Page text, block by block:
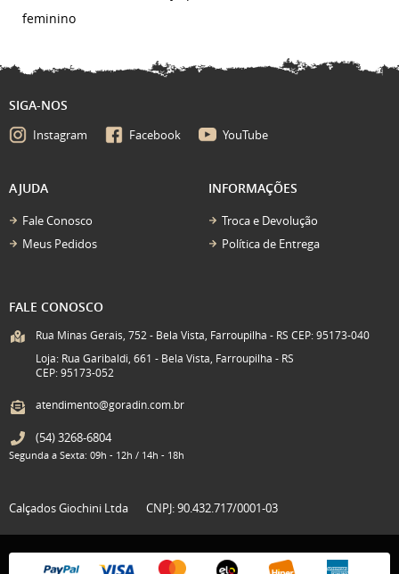
feminino
SIGA-NOS
Instagram Facebook YouTube
AJUDA
Fale Conosco
Meus Pedidos
INFORMAÇÕES
Troca e Devolução
Política de Entrega
FALE CONOSCO
Rua Minas Gerais, 752 - Bela Vista, Farroupilha - RS CEP: 95173-040
Loja: Rua Garibaldi, 661 - Bela Vista, Farroupilha - RS
CEP: 95173-052
atendimento@goradin.com.br
(54)3268-6804
Segunda a Sexta: 09h - 12h / 14h - 18h
Calçados Giochini Ltda CNPJ: 90.432.717/0001-03